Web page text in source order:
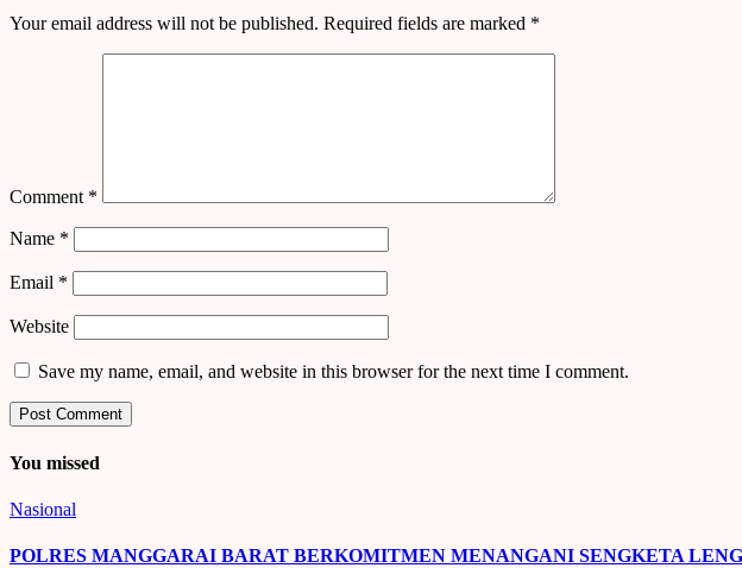
Your email address will not be published. Required fields are marked *
Comment *
Name *
Email *
Website
Save my name, email, and website in this browser for the next time I comment.
You missed
Nasional
POLRES MANGGARAI BARAT BERKOMITMEN MENANGANI SENGKETA